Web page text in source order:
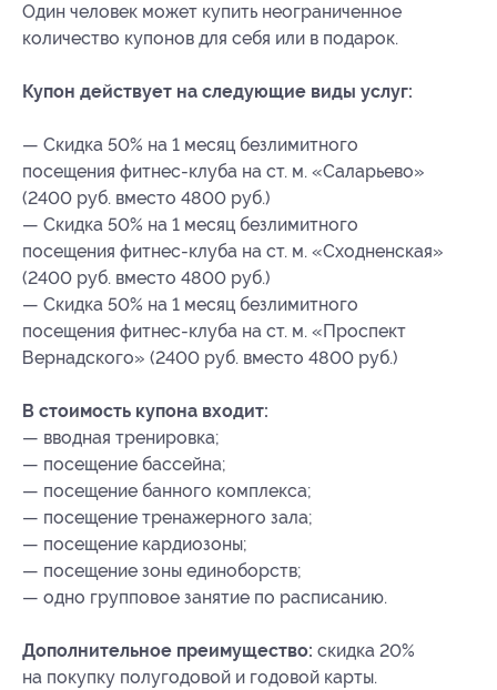
Один человек может купить неограниченное
количество купонов для себя или в подарок.
Купон действует на следующие виды услуг:
— Скидка 50% на 1 месяц безлимитного
посещения фитнес-клуба на ст. м. «Саларьево»
(2400 руб. вместо 4800 руб.)
— Скидка 50% на 1 месяц безлимитного
посещения фитнес-клуба на ст. м. «Сходненская»
(2400 руб. вместо 4800 руб.)
— Скидка 50% на 1 месяц безлимитного
посещения фитнес-клуба на ст. м. «Проспект
Вернадского» (2400 руб. вместо 4800 руб.)
В стоимость купона входит:
— вводная тренировка;
— посещение бассейна;
— посещение банного комплекса;
— посещение тренажерного зала;
— посещение кардиозоны;
— посещение зоны единоборств;
— одно групповое занятие по расписанию.
Дополнительное преимущество: скидка 20%
на покупку полугодовой и годовой карты.